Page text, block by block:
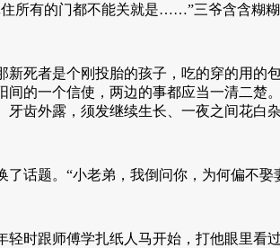
有的门都不能关就是……”三爷含含糊糊
死者是个刚投胎的孩子，吃的穿的用的
的一个信使，两边的事都应当一清二
牙齿外露，须发继续生长、一夜之间花白
话题。“小老弟，我倒问你，为何偏不娶
跟师傅学扎纸人马开始，打他眼里看过